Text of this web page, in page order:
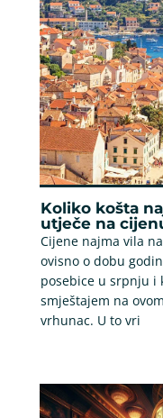
Koliko košta
utječe na
Cijene najma vila
ovisno o dobu
posebice u srpnju i
smještajem na
vrhunac. U to vri